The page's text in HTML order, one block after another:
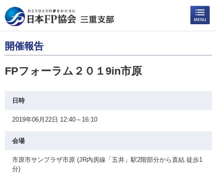
開催報告
FPフォーラム２０１9in市原
日時
2019年06月22日 12:40～16:10
会場
市原市サンプラザ市原 (JR内房線「五井」駅2階部分から直結.徒歩1
分)